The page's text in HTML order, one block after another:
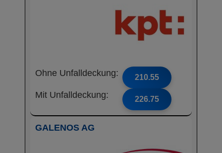
Ohne Unfalldeckung: 210.55
Mit Unfalldeckung: 226.75
GALENOS AG